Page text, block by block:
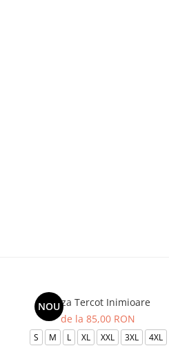
NOU
Bluza Tercot Inimioare
de la 85,00 RON
S M L XL XXL 3XL 4XL